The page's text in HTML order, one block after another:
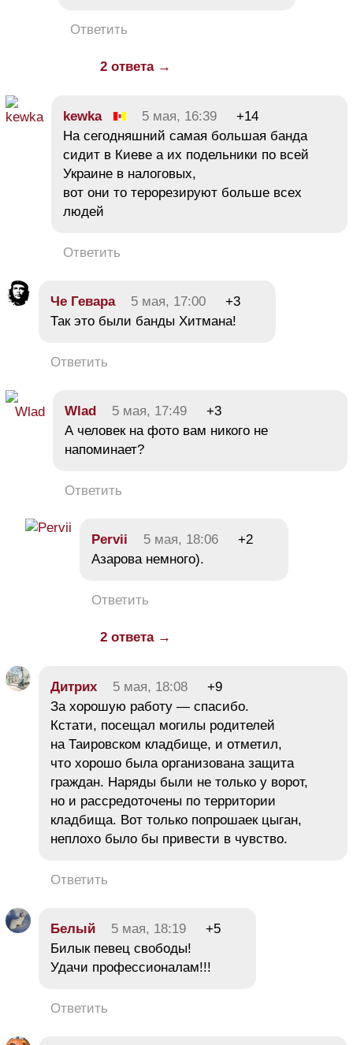
Ответить
2 ответа →
kewka 5 мая, 16:39
+14
На сегодняшний самая большая банда
сидит в Киеве а их подельники по всей
Украине в налоговых,
вот они то терорезируют больше всех
людей
Ответить
Че Гевара 5 мая, 17:00
+3
Так это были банды Хитмана!
Ответить
Wlad 5 мая, 17:49
+3
А человек на фото вам никого не
напоминает?
Ответить
Pervii 5 мая, 18:06
+2
Азарова немного).
Ответить
2 ответа →
Дитрих 5 мая, 18:08
+9
За хорошую работу — спасибо.
Кстати, посещал могилы родителей
на Таировском кладбище, и отметил,
что хорошо была организована защита
граждан. Наряды были не только у ворот,
но и рассредоточены по территории
кладбища. Вот только попрошаек цыган,
неплохо было бы привести в чувство.
Ответить
Белый 5 мая, 18:19
+5
Билык певец свободы!
Удачи профессионалам!!!
Ответить